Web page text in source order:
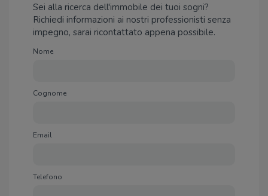
Sei alla ricerca dell'immobile dei tuoi sogni?
Richiedi informazioni ai nostri professionisti senza
impegno, sarai ricontattato appena possibile.
Nome
Cognome
Email
Telefono